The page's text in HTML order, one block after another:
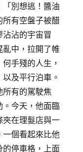
「別想逃！醬油
所有空盤子被醋
沾的宇宙冒
亂中，拉開了帷
手殘的人生，
及平行泊車。
所有的駕駛焦
。今天，他面臨
夾在理髮店與一
一個看起來比他
的停車格，上面